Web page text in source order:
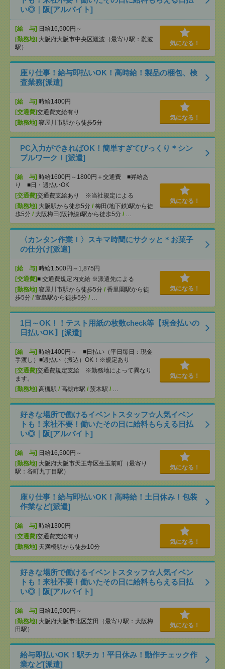
い◎｜阪[アルバイト]
[給 与] 日給16,500円～
[勤務地] 大阪府大阪市中央区難波（最寄り駅：難波
駅）
気になる！
座り仕事！給与即払いOK！高時給！製品の梱包、検
査業務[派遣]
[給 与] 時給1400円
[交通費]交通費支給有り
[勤務地] 寝屋川市駅から徒歩5分
気になる！
PC入力ができればOK！簡単すぎてびっくり＊シン
プルワーク！[派遣]
[給 与] 時給1600円～1800円＋交通費 ■昇給あ
り ■日・週払いOK
[交通費]交通費支給あり ※当社規定による
[勤務地] 大阪駅から徒歩5分 / 梅田(地下鉄)駅から徒
歩5分 / 大阪梅田(阪神線)駅から徒歩5分 / …
気になる！
〈カンタン作業！〉スキマ時間にサクッと＊お菓子
の仕分け[派遣]
[給 与] 時給1,500円～1,875円
[交通費]■ 交通費規定内支給 ※派遣先による
[勤務地] 寝屋川市駅から徒歩5分 / 香里園駅から徒
歩5分 / 萱島駅から徒歩5分 / …
気になる！
1日～OK！！テスト用紙の枚数check等【現金払いの
日払いOK】[派遣]
[給 与] 時給1400円～ ■日払い（平日毎日：現金
手渡し）■週払い（振込）OK！※規定あり
[交通費]交通費規定支給 ※勤務地によって異なり
ます。
[勤務地] 高槻駅 / 高槻市駅 / 茨木駅 / …
気になる！
好きな場所で働けるイベントスタッフ☆人気イベン
トも！来社不要！働いたその日に給料もらえる日払
い◎｜阪[アルバイト]
[給 与] 日給16,500円～
[勤務地] 大阪府大阪市天王寺区生玉前町（最寄り
駅：谷町九丁目駅）
気になる！
座り仕事！給与即払いOK！高時給！土日休み！包装
作業など[派遣]
[給 与] 時給1300円
[交通費]交通費支給有り
[勤務地] 天満橋駅から徒歩10分
気になる！
好きな場所で働けるイベントスタッフ☆人気イベン
トも！来社不要！働いたその日に給料もらえる日払
い◎｜阪[アルバイト]
[給 与] 日給16,500円～
[勤務地] 大阪府大阪市北区芝田（最寄り駅：大阪梅
田駅）
気になる！
給与即払いOK！駅チカ！平日休み！動作チェック作
業など[派遣]